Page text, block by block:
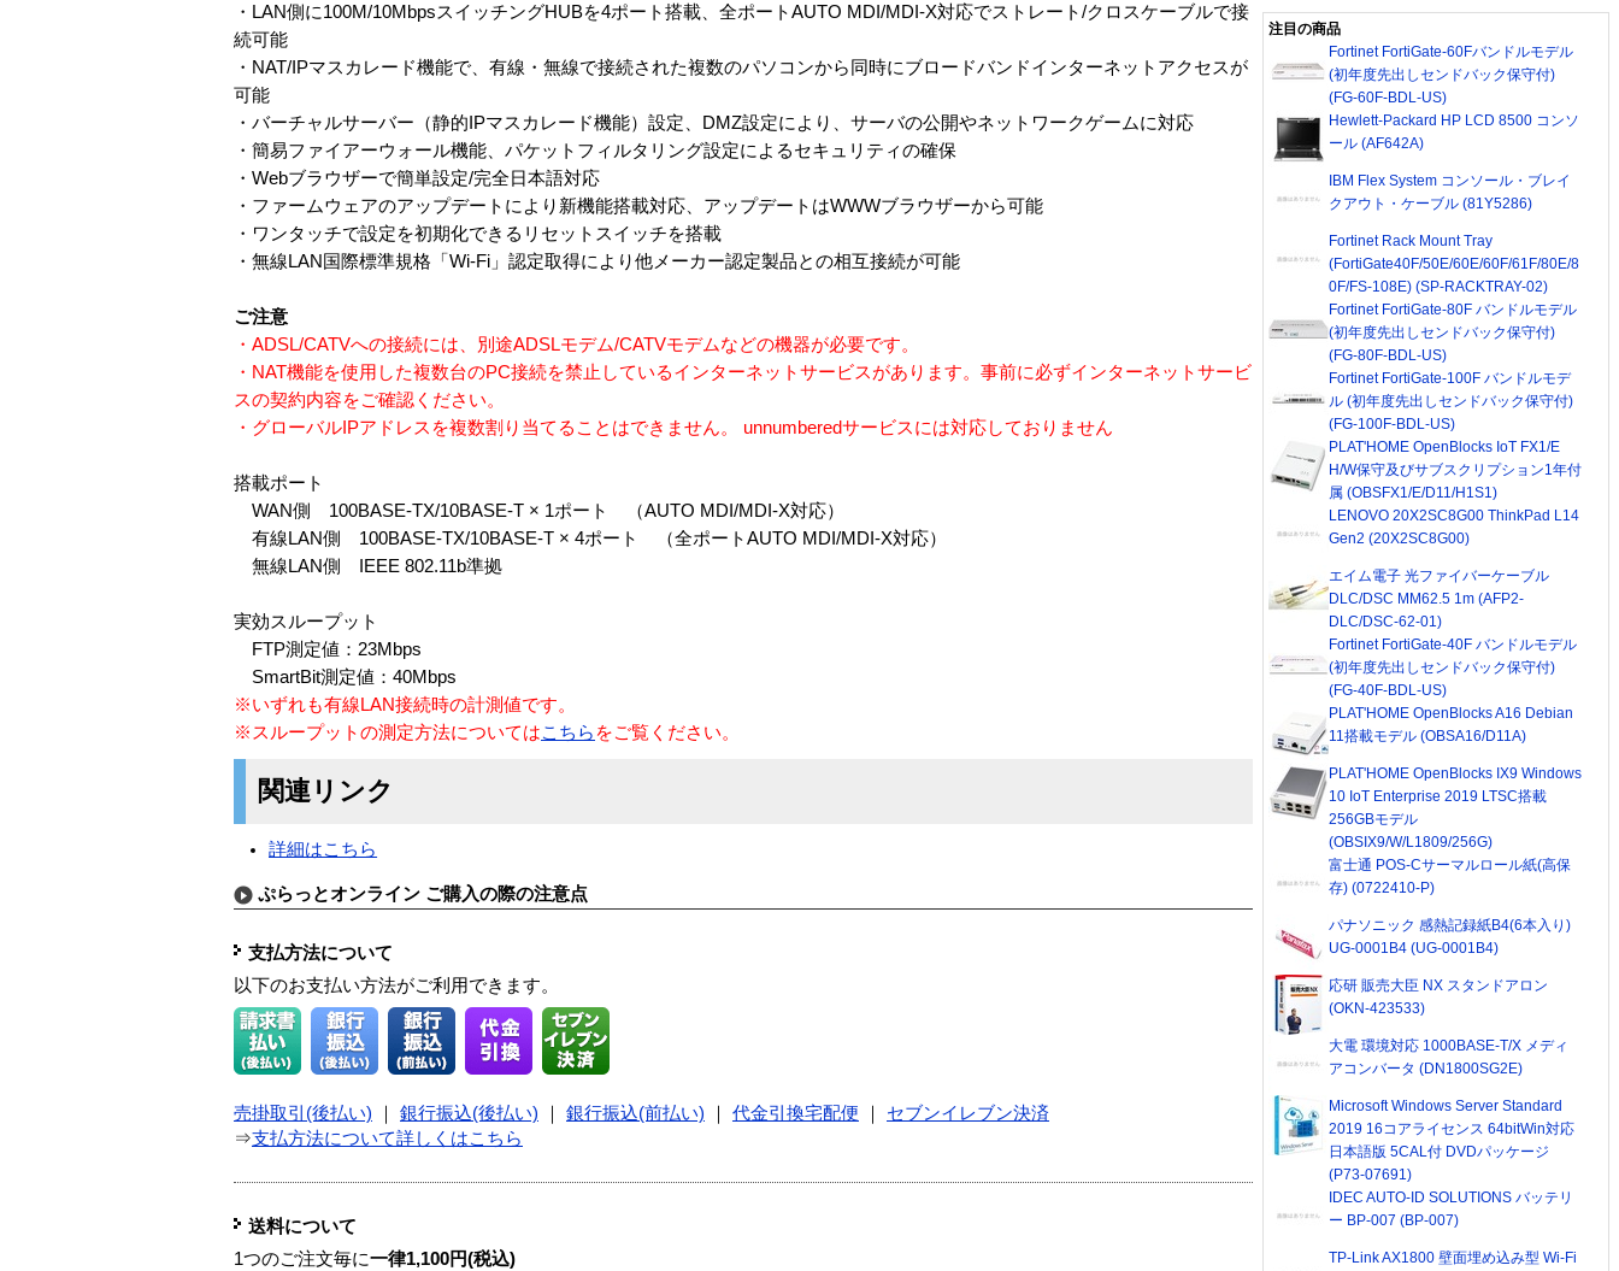
・LAN側に100M/10MbpsスイッチングHUBを4ポート搭載、全ポートAUTO MDI/MDI-X対応でストレート/クロスケーブルで接
続可能
・NAT/IPマスカレード機能で、有線・無線で接続された複数のパソコンから同時にブロードバンドインターネットアクセスが
可能
・バーチャルサーバー（静的IPマスカレード機能）設定、DMZ設定により、サーバの公開やネットワークゲームに対応
・簡易ファイアーウォール機能、パケットフィルタリング設定によるセキュリティの確保
・Webブラウザーで簡単設定/完全日本語対応
・ファームウェアのアップデートにより新機能搭載対応、アップデートはWWWブラウザーから可能
・ワンタッチで設定を初期化できるリセットスイッチを搭載
・無線LAN国際標準規格「Wi-Fi」認定取得により他メーカー認定製品との相互接続が可能
ご注意
・ADSL/CATVへの接続には、別途ADSLモデム/CATVモデムなどの機器が必要です。
・NAT機能を使用した複数台のPC接続を禁止しているインターネットサービスがあります。事前に必ずインターネットサービ
スの契約内容をご確認ください。
・グローバルIPアドレスを複数割り当てることはできません。 unnumberedサービスには対応しておりません
搭載ポート
WAN側 100BASE-TX/10BASE-T × 1ポート （AUTO MDI/MDI-X対応）
有線LAN側 100BASE-TX/10BASE-T × 4ポート （全ポートAUTO MDI/MDI-X対応）
無線LAN側 IEEE 802.11b準拠
実効スループット
FTP測定値：23Mbps
SmartBit測定値：40Mbps
※いずれも有線LAN接続時の計測値です。
※スループットの測定方法についてはこちら をご覧ください。
関連リンク
詳細はこちら
ぷらっとオンライン ご購入の際の注意点
支払方法について
以下のお支払い方法がご利用できます。
売掛取引(後払い) 銀行振込(後払い) 銀行振込(前払い) 代金引換宅配便
セブンイレブン決済
⇒支払方法について詳しくはこちら
送料について
1つのご注文毎に一律1,100円(税込)
注目の商品
Fortinet FortiGate-60Fバンドルモデル
(初年度先出しセンドバック保守付)
(FG-60F-BDL-US)
Hewlett-Packard HP LCD 8500 コンソ
ール (AF642A)
IBM Flex System コンソール・ブレイ
クアウト・ケーブル (81Y5286)
Fortinet Rack Mount Tray
(FortiGate40F/50E/60E/60F/61F/80E/8
0F/FS-108E) (SP-RACKTRAY-02)
Fortinet FortiGate-80F バンドルモデル
(初年度先出しセンドバック保守付)
(FG-80F-BDL-US)
Fortinet FortiGate-100F バンドルモデ
ル (初年度先出しセンドバック保守付)
(FG-100F-BDL-US)
PLAT'HOME OpenBlocks IoT FX1/E
H/W保守及びサブスクリプション1年付
属 (OBSFX1/E/D11/H1S1)
LENOVO 20X2SC8G00 ThinkPad L14
Gen2 (20X2SC8G00)
エイム電子 光ファイバーケーブル
DLC/DSC MM62.5 1m (AFP2-
DLC/DSC-62-01)
Fortinet FortiGate-40F バンドルモデル
(初年度先出しセンドバック保守付)
(FG-40F-BDL-US)
PLAT'HOME OpenBlocks A16 Debian
11搭載モデル (OBSA16/D11A)
PLAT'HOME OpenBlocks IX9 Windows
10 IoT Enterprise 2019 LTSC搭載
256GBモデル
(OBSIX9/W/L1809/256G)
富士通 POS-Cサーマルロール紙(高保
存) (0722410-P)
パナソニック 感熱記録紙B4(6本入り)
UG-0001B4 (UG-0001B4)
応研 販売大臣 NX スタンドアロン
(OKN-423533)
大電 環境対応 1000BASE-T/X メディ
アコンバータ (DN1800SG2E)
Microsoft Windows Server Standard
2019 16コアライセンス 64bitWin対応
日本語版 5CAL付 DVDパッケージ
(P73-07691)
IDEC AUTO-ID SOLUTIONS バッテリ
ー BP-007 (BP-007)
TP-Link AX1800 壁面埋め込み型 Wi-Fi